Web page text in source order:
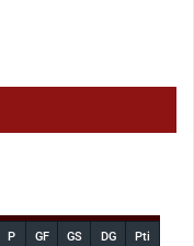
P GF GS DG Pti